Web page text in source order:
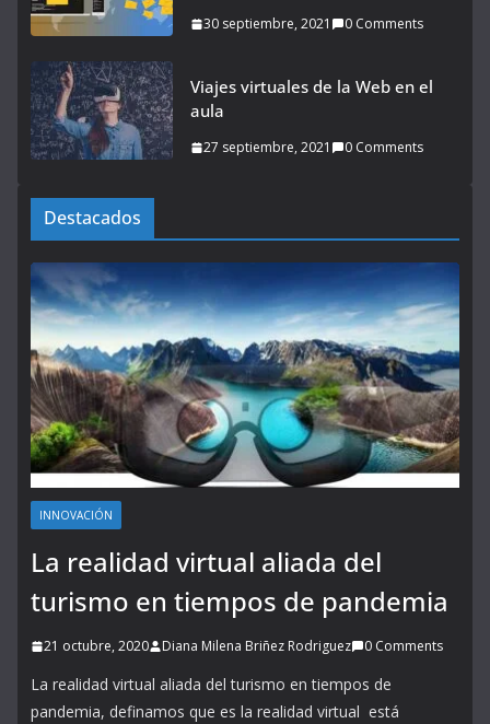
30 septiembre, 2021 0 Comments
Viajes virtuales de la Web en el
aula
27 septiembre, 2021 0 Comments
Destacados
INNOVACIÓN
La realidad virtual aliada del
turismo en tiempos de pandemia
21 octubre, 2020 Diana Milena Briñez Rodriguez 0 Comments
La realidad virtual aliada del turismo en tiempos de
pandemia, definamos que es la realidad virtual está